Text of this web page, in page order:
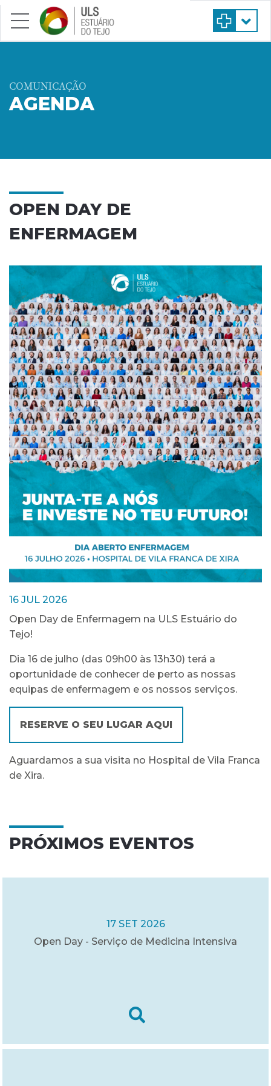
Saltar para conteúdo principal
COMUNICAÇÃO
AGENDA
OPEN DAY DE
ENFERMAGEM
16 JUL 2026
Open Day de Enfermagem na ULS Estuário do
Tejo!
Dia 16 de julho (das 09h00 às 13h30) terá a
oportunidade de conhecer de perto as nossas
equipas de enfermagem e os nossos serviços.
RESERVE O SEU LUGAR AQUI
Aguardamos a sua visita no Hospital de Vila Franca
de Xira.
PRÓXIMOS EVENTOS
17 SET 2026
Open Day - Serviço de Medicina Intensiva